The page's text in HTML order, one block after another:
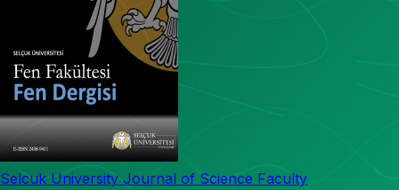
Selcuk University Journal of Science Faculty